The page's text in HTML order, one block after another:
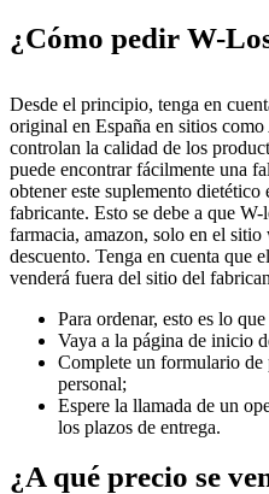
¿Cómo pedir W-
Desde el principio, tenga en
original en España en sitios
controlan la calidad de los
puede encontrar fácilmente una
obtener este suplemento
fabricante. Esto se debe a que
farmacia, amazon, solo en el
descuento. Tenga en cuenta que
venderá fuera del sitio del
Para ordenar, esto es lo
Vaya a la página de inicio
Complete un formulario
personal;
Espere la llamada de un
los plazos de entrega.
¿A qué precio se